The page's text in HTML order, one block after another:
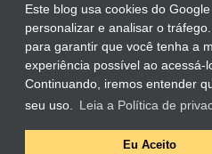
Este blog usa cookies do
personalizar e analisar o
para garantir que você tenha a
experiência possível ao acessá-
Continuando, iremos entender
seu uso.
Leia a Política de
Eu Aceito
Olá pessoal!
Tudo bem
com vocês? Espero que sim! ...
Resenha:
Liftactiv
Supreme
da Vichy
por Kutiz...
apresentado neste post foi ...